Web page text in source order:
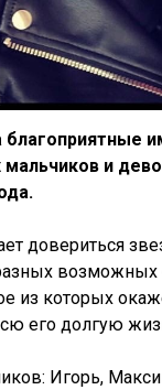
благоприятные
и
довериться
возможных
из которых
его долгую
Игорь,